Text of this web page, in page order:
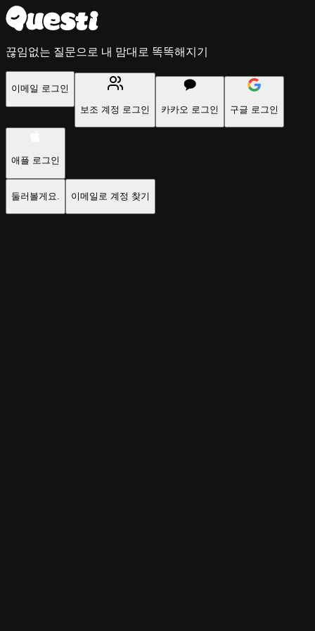
끊임없는 질문으로 내 맘대로 똑똑해지기
이메일 로그인
보조 계정 로그인
카카오 로그인 구글 로그인
애플 로그인
둘러볼게요. 이메일로 계정 찾기